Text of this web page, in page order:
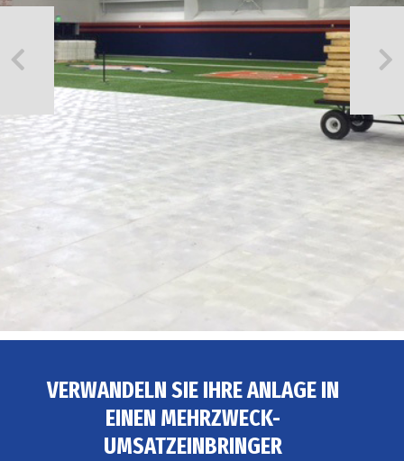
VERWANDELN SIE IHRE ANLAGE IN
EINEN MEHRZWECK-
UMSATZEINBRINGER